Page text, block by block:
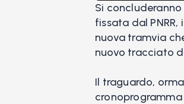
Si
fissata dal
nuova tramvia
nuovo tracciato
Il traguardo,